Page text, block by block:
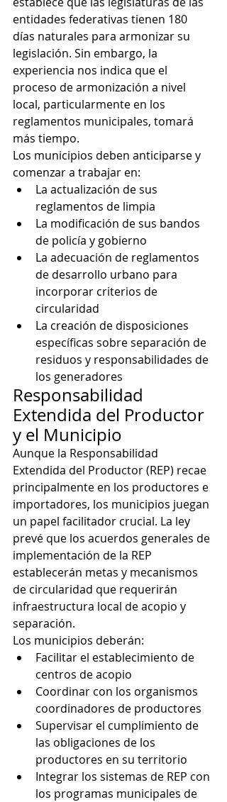
entidades federativas tienen 180
días naturales para armonizar su
legislación. Sin embargo, la
experiencia nos indica que el
proceso de armonización a nivel
local, particularmente en los
reglamentos municipales, tomará
más tiempo.
Los municipios deben anticiparse y
comenzar a trabajar en:
La actualización de sus
reglamentos de limpia
La modificación de sus bandos
de policía y gobierno
La adecuación de reglamentos
de desarrollo urbano para
incorporar criterios de
circularidad
La creación de disposiciones
específicas sobre separación de
residuos y responsabilidades de
los generadores
Responsabilidad
Extendida del Productor
y el Municipio
Aunque la Responsabilidad
Extendida del Productor (REP) recae
principalmente en los productores e
importadores, los municipios juegan
un papel facilitador crucial. La ley
prevé que los acuerdos generales de
implementación de la REP
establecerán metas y mecanismos
de circularidad que requerirán
infraestructura local de acopio y
separación.
Los municipios deberán:
Facilitar el establecimiento de
centros de acopio
Coordinar con los organismos
coordinadores de productores
Supervisar el cumplimiento de
las obligaciones de los
productores en su territorio
Integrar los sistemas de REP con
los programas municipales de